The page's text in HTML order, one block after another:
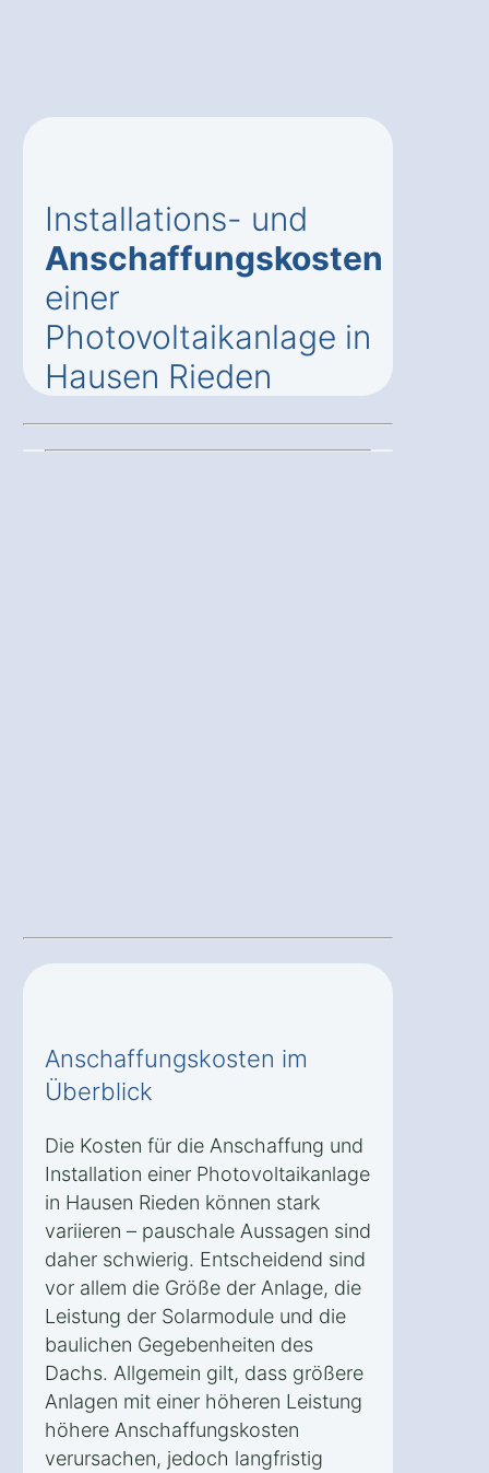
Installations- und
Anschaffungskosten
einer
Photovoltaikanlage in
Hausen Rieden
Anschaffungskosten im
Überblick
Die Kosten für die Anschaffung und
Installation einer Photovoltaikanlage
in Hausen Rieden können stark
variieren – pauschale Aussagen sind
daher schwierig. Entscheidend sind
vor allem die Größe der Anlage, die
Leistung der Solarmodule und die
baulichen Gegebenheiten des
Dachs. Allgemein gilt, dass größere
Anlagen mit einer höheren Leistung
höhere Anschaffungskosten
verursachen, jedoch langfristig